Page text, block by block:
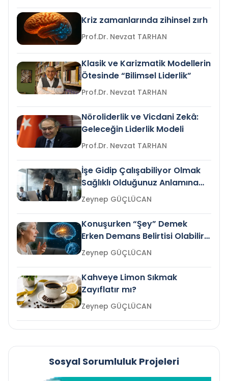
Kriz zamanlarında zihinsel zırh
Prof.Dr. Nevzat TARHAN
Klasik ve Karizmatik Modellerin
Ötesinde “Bilimsel Liderlik”
Prof.Dr. Nevzat TARHAN
Nöroliderlik ve Vicdani Zekâ:
Geleceğin Liderlik Modeli
Prof.Dr. Nevzat TARHAN
İşe Gidip Çalışabiliyor Olmak
Sağlıklı Olduğunuz Anlamına
Gelir mi?Zeynep GÜÇLÜCAN
Konuşurken “Şey” Demek
Erken Demans Belirtisi Olabilir
mi?
Zeynep GÜÇLÜCAN
Kahveye Limon Sıkmak
Zayıflatır mı?
Zeynep GÜÇLÜCAN
Sosyal Sorumluluk Projeleri